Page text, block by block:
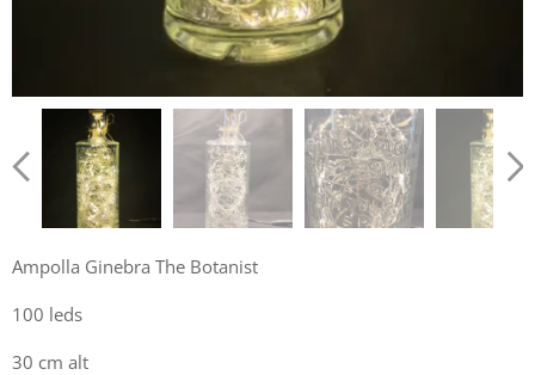
Ampolla Ginebra The Botanist
100 leds
30 cm alt